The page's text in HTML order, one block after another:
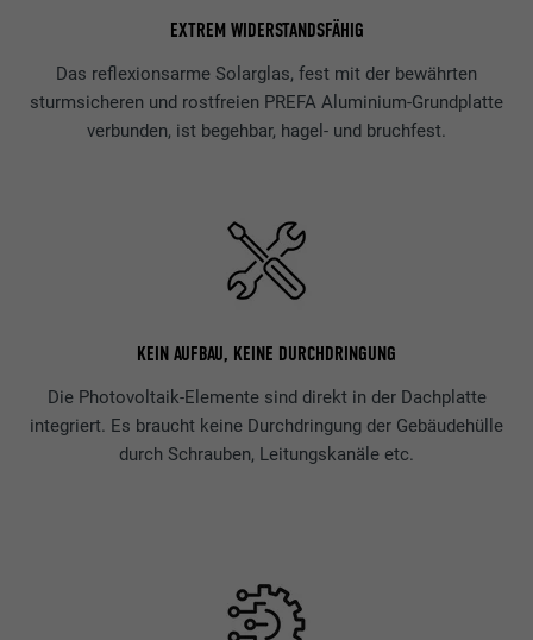
EXTREM WIDERSTANDSFÄHIG
Das reflexionsarme Solarglas, fest mit der bewährten
sturmsicheren und rostfreien PREFA Aluminium-Grundplatte
verbunden, ist begehbar, hagel- und bruchfest.
KEIN AUFBAU, KEINE DURCHDRINGUNG
Die Photovoltaik-Elemente sind direkt in der Dachplatte
integriert. Es braucht keine Durchdringung der Gebäudehülle
durch Schrauben, Leitungskanäle etc.